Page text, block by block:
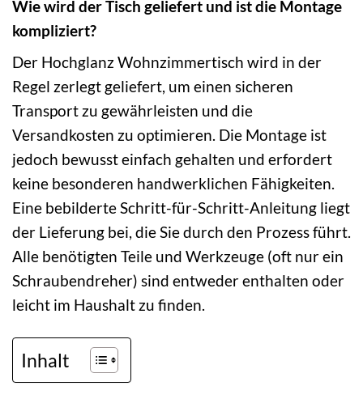
Wie wird der Tisch geliefert und ist die Montage
kompliziert?
Der Hochglanz Wohnzimmertisch wird in der
Regel zerlegt geliefert, um einen sicheren
Transport zu gewährleisten und die
Versandkosten zu optimieren. Die Montage ist
jedoch bewusst einfach gehalten und erfordert
keine besonderen handwerklichen Fähigkeiten.
Eine bebilderte Schritt-für-Schritt-Anleitung liegt
der Lieferung bei, die Sie durch den Prozess führt.
Alle benötigten Teile und Werkzeuge (oft nur ein
Schraubendreher) sind entweder enthalten oder
leicht im Haushalt zu finden.
Inhalt